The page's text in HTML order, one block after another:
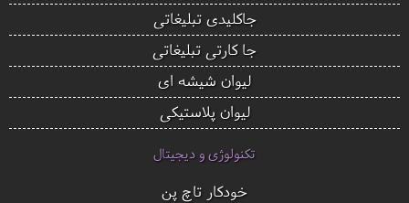
جاکلیدی تبلیغاتی
جا کارتی تبلیغاتی
لیوان شیشه ای
لیوان پلاستیکی
تکنولوژی و دیجیتال
خودکار تاچ پن